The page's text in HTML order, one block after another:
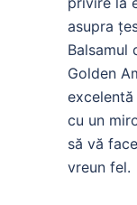
asupra
Balsamul
Golden
cu un
să vă
vreun fel.